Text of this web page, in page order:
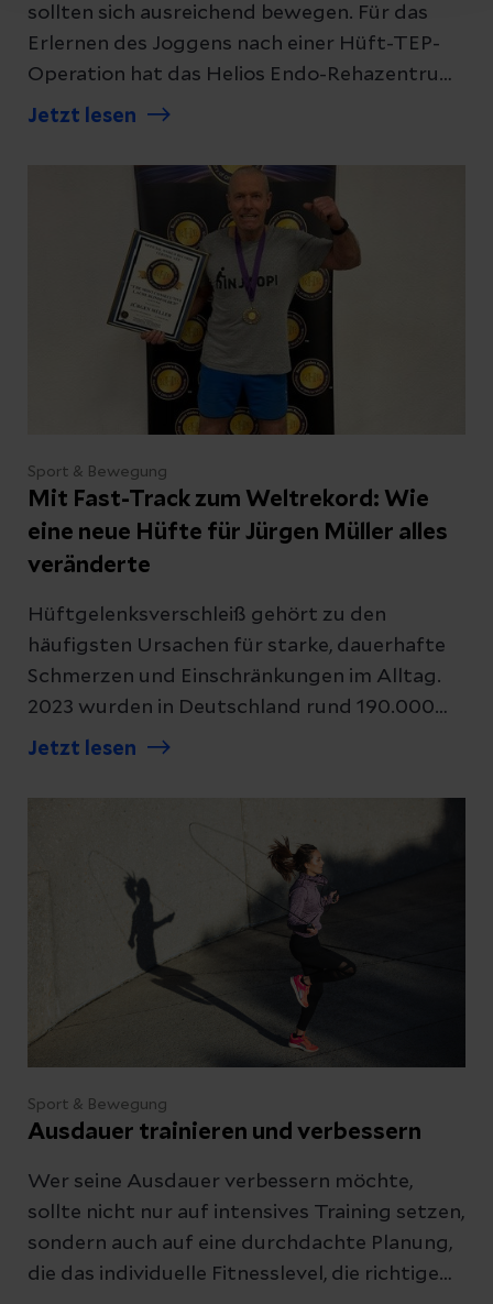
sollten sich ausreichend bewegen. Für das
Erlernen des Joggens nach einer Hüft-TEP-
Operation hat das Helios Endo-Rehazentrum
Hamburg in Zusammenarbeit mit
Helios ENDO-Klinik Hamburg, deshalb ein
spezielles Konzept entwickelt.
Jetzt lesen
Sport & Bewegung
Mit Fast-Track zum Weltrekord: Wie
eine neue Hüfte für Jürgen Müller alles
veränderte
Hüftgelenksverschleiß gehört zu den
häufigsten Ursachen für starke, dauerhafte
Schmerzen und Einschränkungen im Alltag.
2023 wurden in Deutschland rund 190.000
Hüft-Erst­implantationen durchgeführt.
und Fast‑Track‑Konzepte verkürzen dabei die
Erholungszeit erheblich. Die Erfahrung des
TV‑Athleten Jürgen „Ninja Opi“ Müller zeigt,
welche Fortschritte heute möglich sind und
worauf Betroffene achten sollten.
Jetzt lesen
Sport & Bewegung
Ausdauer trainieren und verbessern
Wer seine Ausdauer verbessern möchte,
sollte nicht nur auf intensives Training setzen,
sondern auch auf eine durchdachte Planung,
die das individuelle Fitnesslevel, die richtige